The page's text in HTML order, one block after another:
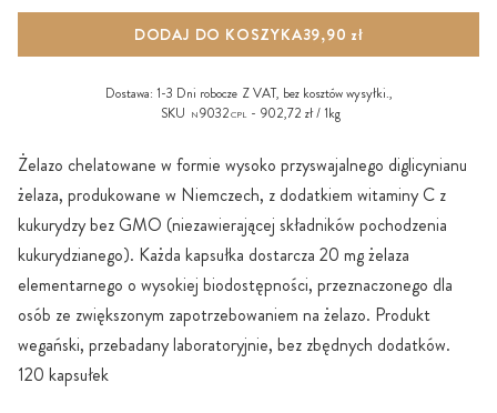
Żelazo chelatowane w formie wysoko przyswajalnego diglicynianu
żelaza, produkowane w Niemczech, z dodatkiem witaminy C z
kukurydzy bez GMO (niezawierającej składników pochodzenia
kukurydzianego). Każda kapsułka dostarcza 20 mg żelaza
elementarnego o wysokiej biodostępności, przeznaczonego dla
osób ze zwiększonym zapotrzebowaniem na żelazo. Produkt
wegański, przebadany laboratoryjnie, bez zbędnych dodatków.
120 kapsułek
DODAJ DO KOSZYKA39,90 zł
Dostawa: 1-3 Dni robocze Z VAT, bez kosztów wysyłki.,
SKU
N9032CPL 902,72 zł / 1kg